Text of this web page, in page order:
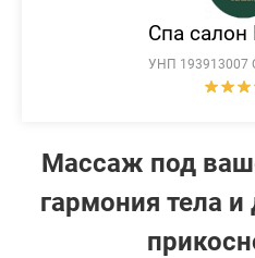
Спа
УНП 193913007
Массаж под
гармония тела